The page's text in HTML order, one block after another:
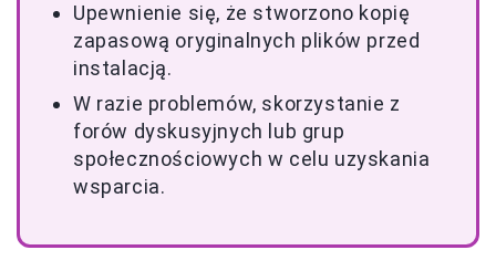
Upewnienie się, że stworzono kopię
zapasową oryginalnych plików przed
instalacją.
W razie problemów, skorzystanie z
forów dyskusyjnych lub grup
społecznościowych w celu uzyskania
wsparcia.